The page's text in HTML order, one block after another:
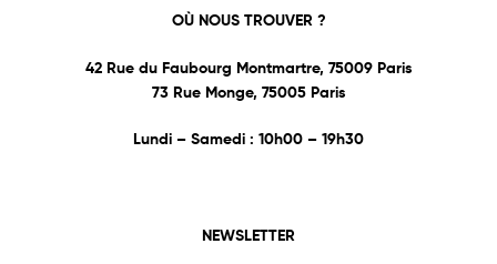
OÙ NOUS TROUVER ?
42 Rue du Faubourg Montmartre, 75009 Paris
73 Rue Monge, 75005 Paris
Lundi – Samedi : 10h00 – 19h30
NEWSLETTER